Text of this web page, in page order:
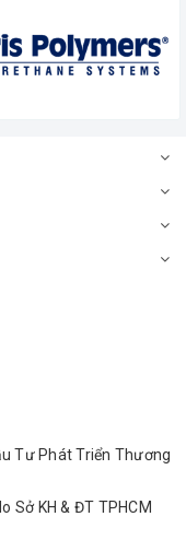
Tư Phát Triển Thương
Sở KH & ĐT TPHCM